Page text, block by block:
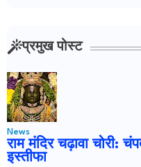
प्रमुख पोस्ट
News
राम मंदिर चढ़ावा चोरी:
इस्तीफा